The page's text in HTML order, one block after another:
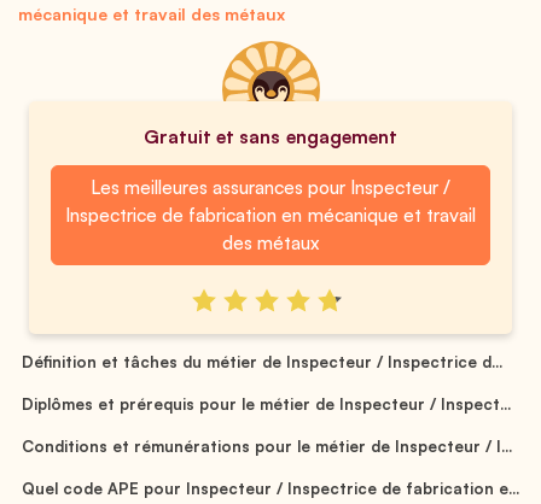
mécanique et travail des métaux
Gratuit et sans engagement
Les meilleures assurances pour Inspecteur /
Inspectrice de fabrication en mécanique et travail
des métaux
Définition et tâches du métier de Inspecteur / Inspectrice d...
Diplômes et prérequis pour le métier de Inspecteur / Inspect...
Conditions et rémunérations pour le métier de Inspecteur / I...
Quel code APE pour Inspecteur / Inspectrice de fabrication e...